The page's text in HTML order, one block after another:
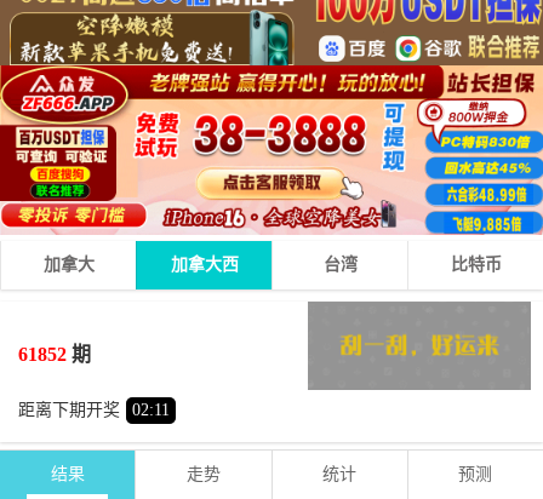
加拿大 加拿大西 台湾 比特币
61852 期
距离下期开奖 02:11
0 + 2 + 5 = 07
期号 号码
结果 走势 统计 预测